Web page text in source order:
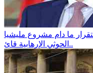
ما دام مشروع مليشيا
الحوثي الإرهابية قائ..